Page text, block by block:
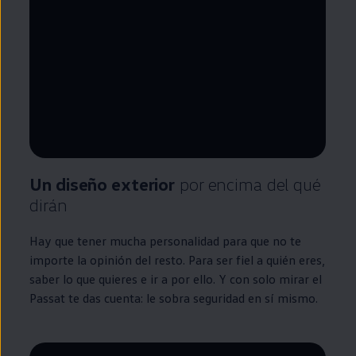
Remaining time, --:--
Un diseño exterior por encima del qué
dirán
Hay que tener mucha personalidad para que no te
importe la opinión del resto. Para ser fiel a quién eres,
saber lo que quieres e ir a por ello. Y con solo mirar el
Passat te das cuenta: le sobra seguridad en sí mismo.